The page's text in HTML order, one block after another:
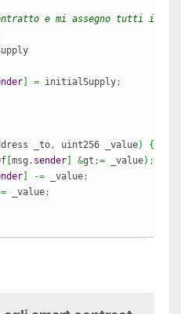
e mi assegno tutti i
= initialSupply;
_to, uint256 _value)
{
msg. sender &gt ;= _value) ;
-= _value;
_value;